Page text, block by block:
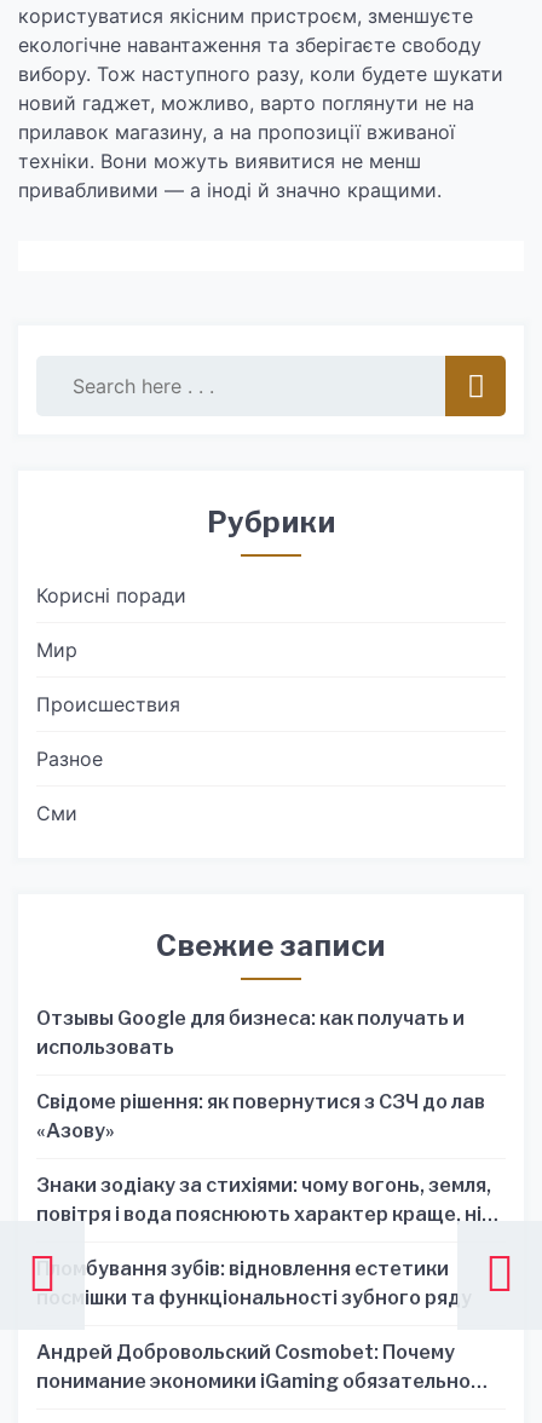
користуватися якісним пристроєм, зменшуєте
екологічне навантаження та зберігаєте свободу
вибору. Тож наступного разу, коли будете шукати
новий гаджет, можливо, варто поглянути не на
прилавок магазину, а на пропозиції вживаної
техніки. Вони можуть виявитися не менш
привабливими — а іноді й значно кращими.
Рубрики
Корисні поради
Мир
Происшествия
Разное
Сми
Свежие записи
Отзывы Google для бизнеса: как получать и
использовать
Свідоме рішення: як повернутися з СЗЧ до лав
«Азову»
Знаки зодіаку за стихіями: чому вогонь, земля,
повітря і вода пояснюють характер краще, ніж
Пломбування зубів: відновлення естетики
посмішки та функціональності зубного ряду
Андрей Добровольский Cosmobet: Почему
понимание экономики iGaming обязательно